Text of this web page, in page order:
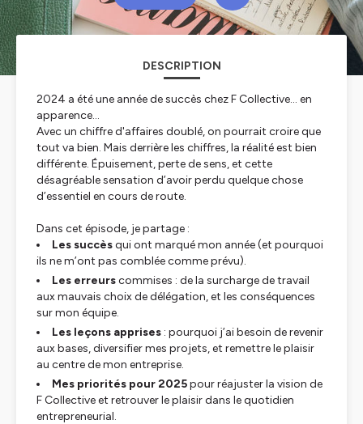
DESCRIPTION
2024 a été une année de succès chez F Collective… en
apparence...
Avec un chiffre d'affaires doublé, on pourrait croire que
tout va bien. Mais derrière les chiffres, la réalité est bien
différente. Épuisement, perte de sens, et cette
désagréable sensation d’avoir perdu quelque chose
d’essentiel en cours de route.
Dans cet épisode, je partage :
Les succèsqui ont marqué mon année (et pourquoi
ils ne m’ont pas comblée comme prévu).
Les erreurscommises : de la surcharge de travail
aux mauvais choix de délégation, et les conséquences
sur mon équipe.
Les leçons apprises : pourquoi j’ai besoin de revenir
aux bases, diversifier mes projets, et remettre le plaisir
au centre de mon entreprise.
Mes priorités pour 2025pour réajuster la vision de
F Collective et retrouver le plaisir dans le quotidien
entrepreneurial.